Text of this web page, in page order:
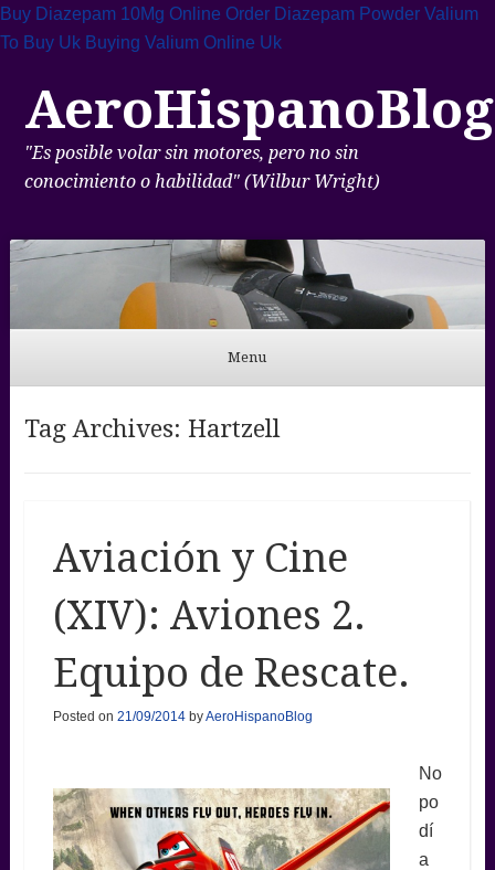
Buy Diazepam 10Mg Online Order Diazepam Powder Valium
To Buy Uk Buying Valium Online Uk
AeroHispanoBlog
"Es posible volar sin motores, pero no sin
conocimiento o habilidad" (Wilbur Wright)
Menu
Tag Archives: Hartzell
Aviación y Cine
(XIV): Aviones 2.
Equipo de Rescate.
Posted on 21/09/2014byAeroHispanoBlog
No
po
dí
a